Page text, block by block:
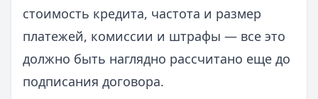
стоимость кредита, частота и размер
платежей, комиссии и штрафы — все это
должно быть наглядно рассчитано еще до
подписания договора.